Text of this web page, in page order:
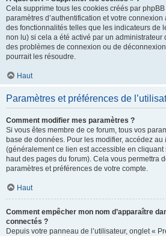
Cela supprime tous les cookies créés par
paramètres d’authentification et votre
des fonctionnalités telles que les indicateurs de
non lu) si cela a été activé par un administrateur
des problèmes de connexion ou de
pourrait les résoudre.
Haut
Paramètres et préférences de
Comment modifier mes paramètres ?
Si vous êtes membre de ce forum, tous vos
base de données. Pour les modifier, accédez au
(généralement ce lien est accessible en cliquant
haut des pages du forum). Cela vous permettra
paramètres et préférences de votre compte.
Haut
Comment empêcher mon nom d’apparaître
connectés ?
Depuis votre panneau de l’utilisateur, onglet «